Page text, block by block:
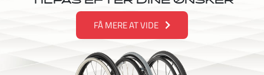
FÅ MERE AT VIDE